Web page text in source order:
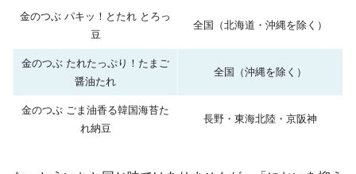
金のつぶ パキッ！とたれ とろっ
豆
全国（北海道・沖縄を除く）
金のつぶ たれたっぷり！たまご
醤油たれ
全国（沖縄を除く）
金のつぶ ごま油香る韓国海苔た
れ納豆
長野・東海北陸・京阪神